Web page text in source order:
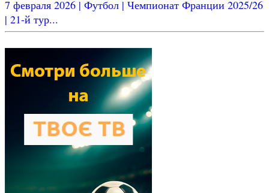
7 февраля 2026 | Футбол | Чемпионат Франции 2025/26
| 21-й тур...